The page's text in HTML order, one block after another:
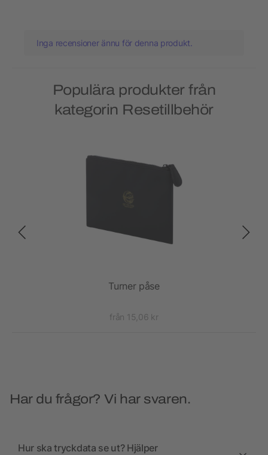
Inga recensioner ännu för denna produkt.
Populära produkter från
kategorin Resetillbehör
Turner påse
från 15,06 kr
Har du frågor? Vi har svaren.
Hur ska tryckdata se ut? Hjälper